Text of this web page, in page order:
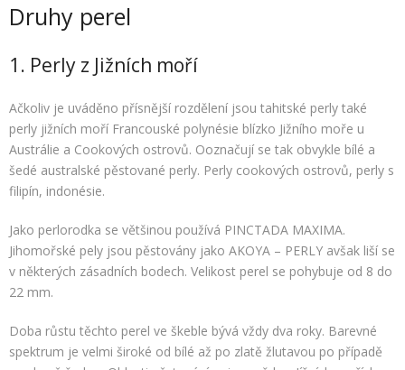
Druhy perel
1. Perly z Jižních moří
Ačkoliv je uváděno přísnější rozdělení jsou tahitské perly také
perly jižních moří Francouské polynésie blízko Jižního moře u
Austrálie a Cookových ostrovů. Ooznačují se tak obvykle bílé a
šedé australské pěstované perly. Perly cookových ostrovů, perly s
filipín, indonésie.
Jako perlorodka se většinou používá PINCTADA MAXIMA.
Jihomořské pely jsou pěstovány jako AKOYA – PERLY avšak liší se
v některých zásadních bodech. Velikost perel se pohybuje od 8 do
22 mm.
Doba růstu těchto perel ve škeble bývá vždy dva roky. Barevné
spektrum je velmi široké od bílé až po zlatě žlutavou po případě